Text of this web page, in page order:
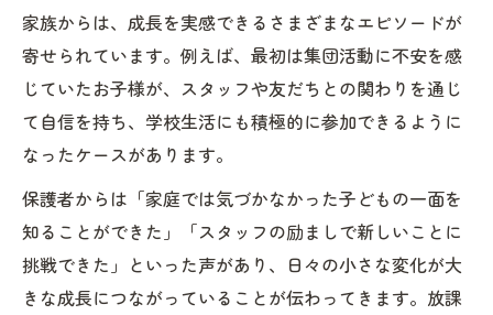
家族からは、成長を実感できるさまざまなエピソードが
寄せられています。例えば、最初は集団活動に不安を感
じていたお子様が、スタッフや友だちとの関わりを通じ
て自信を持ち、学校生活にも積極的に参加できるように
なったケースがあります。
保護者からは「家庭では気づかなかった子どもの一面を
知ることができた」「スタッフの励ましで新しいことに
挑戦できた」といった声があり、日々の小さな変化が大
きな成長につながっていることが伝わってきます。放課